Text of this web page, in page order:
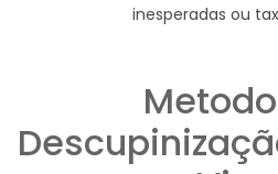
inesperadas ou